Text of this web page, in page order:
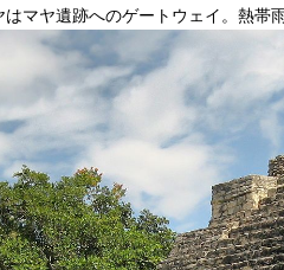
トピ
キャン
マヤ遺跡へのゲートウェイ。熱